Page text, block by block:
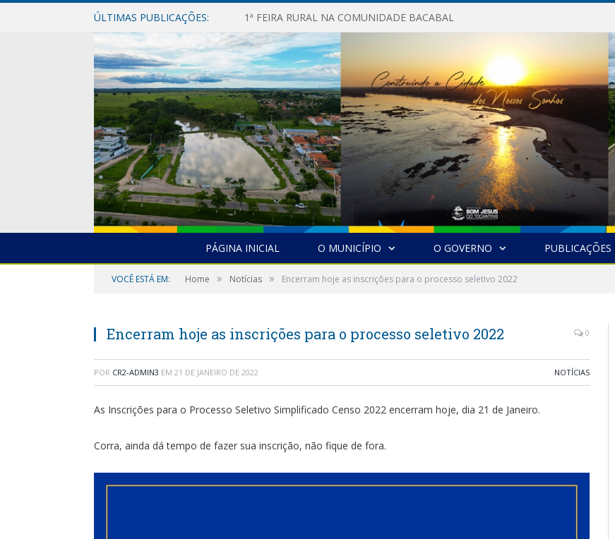
ÚLTIMAS PUBLICAÇÕES: 1ª FEIRA RURAL NA COMUNIDADE BACABAL
PÁGINA INICIAL O MUNICÍPIO O GOVERNO PUBLICAÇÕES
VOCÊ ESTÁ EM: Home » Notícias » Encerram hoje as inscrições para o processo seletivo 2022
Encerram hoje as inscrições para o processo seletivo 2022 0
POR CR2-ADMIN3 EM 21 DE JANEIRO DE 2022 NOTÍCIAS
As Inscrições para o Processo Seletivo Simplificado Censo 2022 encerram hoje, dia 21 de Janeiro.
Corra, ainda dá tempo de fazer sua inscrição, não fique de fora.